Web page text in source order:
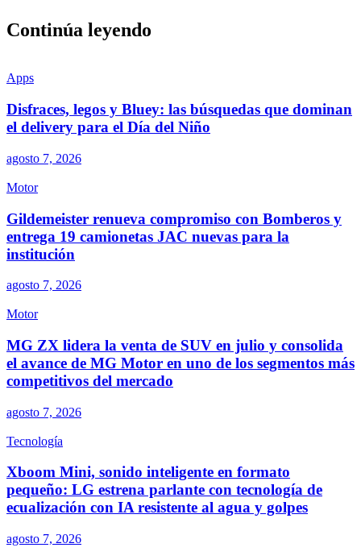
Continúa leyendo
Apps
Disfraces, legos y Bluey: las búsquedas que dominan
el delivery para el Día del Niño
agosto 7, 2026
Motor
Gildemeister renueva compromiso con Bomberos y
entrega 19 camionetas JAC nuevas para la
institución
agosto 7, 2026
Motor
MG ZX lidera la venta de SUV en julio y consolida
el avance de MG Motor en uno de los segmentos más
competitivos del mercado
agosto 7, 2026
Tecnología
Xboom Mini, sonido inteligente en formato
pequeño: LG estrena parlante con tecnología de
ecualización con IA resistente al agua y golpes
agosto 7, 2026